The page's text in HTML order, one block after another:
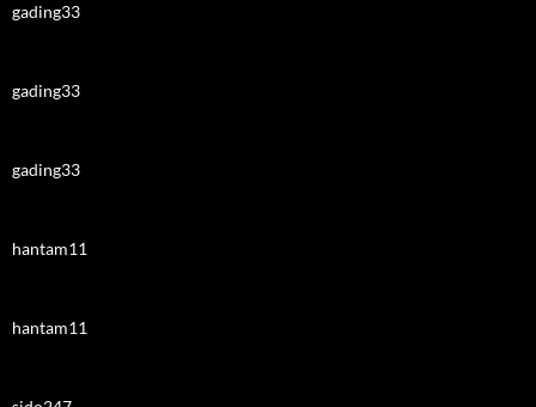
gading33
gading33
gading33
hantam11
hantam11